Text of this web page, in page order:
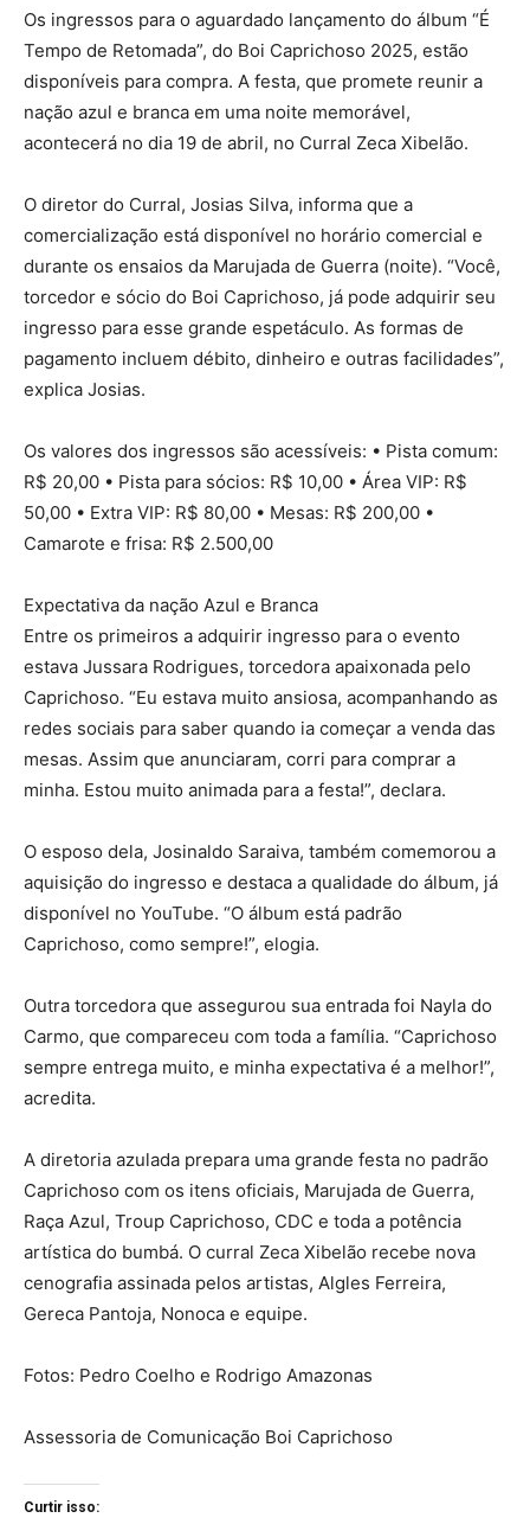
Os ingressos para o aguardado lançamento do álbum “É
Tempo de Retomada”, do Boi Caprichoso 2025, estão
disponíveis para compra. A festa, que promete reunir a
nação azul e branca em uma noite memorável,
acontecerá no dia 19 de abril, no Curral Zeca Xibelão.
O diretor do Curral, Josias Silva, informa que a
comercialização está disponível no horário comercial e
durante os ensaios da Marujada de Guerra (noite). “Você,
torcedor e sócio do Boi Caprichoso, já pode adquirir seu
ingresso para esse grande espetáculo. As formas de
pagamento incluem débito, dinheiro e outras facilidades”,
explica Josias.
Os valores dos ingressos são acessíveis: • Pista comum:
R$ 20,00 • Pista para sócios: R$ 10,00 • Área VIP: R$
50,00 • Extra VIP: R$ 80,00 • Mesas: R$ 200,00 •
Camarote e frisa: R$ 2.500,00
Expectativa da nação Azul e Branca
Entre os primeiros a adquirir ingresso para o evento
estava Jussara Rodrigues, torcedora apaixonada pelo
Caprichoso. “Eu estava muito ansiosa, acompanhando as
redes sociais para saber quando ia começar a venda das
mesas. Assim que anunciaram, corri para comprar a
minha. Estou muito animada para a festa!”, declara.
O esposo dela, Josinaldo Saraiva, também comemorou a
aquisição do ingresso e destaca a qualidade do álbum, já
disponível no YouTube. “O álbum está padrão
Caprichoso, como sempre!”, elogia.
Outra torcedora que assegurou sua entrada foi Nayla do
Carmo, que compareceu com toda a família. “Caprichoso
sempre entrega muito, e minha expectativa é a melhor!”,
acredita.
A diretoria azulada prepara uma grande festa no padrão
Caprichoso com os itens oficiais, Marujada de Guerra,
Raça Azul, Troup Caprichoso, CDC e toda a potência
artística do bumbá. O curral Zeca Xibelão recebe nova
cenografia assinada pelos artistas, Algles Ferreira,
Gereca Pantoja, Nonoca e equipe.
Fotos: Pedro Coelho e Rodrigo Amazonas
Assessoria de Comunicação Boi Caprichoso
Curtir isso: